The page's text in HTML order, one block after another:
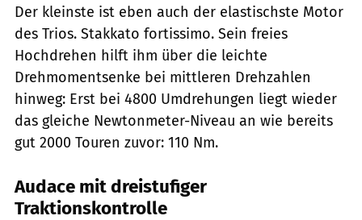
Der kleinste ist eben auch der elastischste Motor
des Trios. Stakkato fortissimo. Sein freies
Hochdrehen hilft ihm über die leichte
Drehmoment­senke bei mittleren Drehzahlen
hinweg: Erst bei 4800 Umdrehungen liegt wieder
das gleiche Newtonmeter-Niveau an wie bereits
gut 2000 Touren zuvor: 110 Nm.
Audace mit dreistufiger
Traktionskontrolle